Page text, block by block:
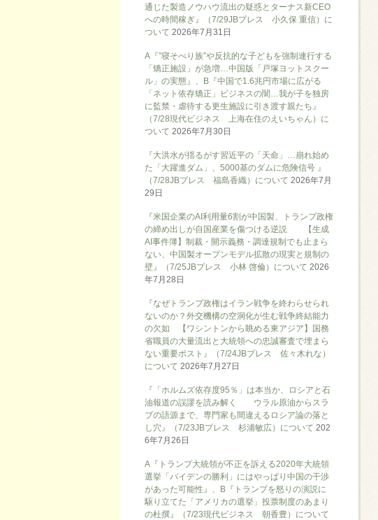
通じた製造ノウハウ流出の疑惑とターナス新CEO
への時間稼ぎ』（7/29JBプレス 小久保 重信）に
ついて 2026年7月31日
A『”寝そべり族”や反抗的な子どもを強制連行する
「矯正施設」が急増…中国版「戸塚ヨットスクー
ル」の実態』、B『中国で1.6兆円市場に広がる
「ネット依存矯正」ビジネスの闇…我が子を独房
に監禁・虐待する更生施設に引き渡す親たち』
（7/28現代ビジネス 上海在住のえいちゃん）に
ついて 2026年7月30日
『大洪水が揺るがす習近平の「天命」…崩れ始め
た「大躍進ダム」、5000基のダムに危険信号 』
（7/28JBプレス 福島香織）について 2026年7月
29日
『米国企業のAI利用量6割が中国製、トランプ政権
の締め出しが自国産業を傷つける逆説 【生成
AI事件簿】制裁・開示義務・調達規制でも止まら
ない、中国製オープンモデル拡散の現実と規制の
壁』（7/25JBプレス 小林 啓倫）について 2026
年7月28日
『なぜトランプ政権はイラン戦争を終わらせられ
ないのか？外交機構の空洞化が生む戦争終結能力
の欠如 【ワシントンから眺める東アジア】国務
省職員の大量流出と大統領への忠誠審査で埋まら
ない重要ポスト』（7/24JBプレス 佐々木れな）
について 2026年7月27日
『「ホルムズ依存度95％」は本当か、ロシアと石
油報道の誤謬を読み解く ウラル原油からスラ
ブの語源まで、専門家も間違えるロシア論の落と
し穴』（7/23JBプレス 杉浦敏広）について 202
6年7月26日
A『トランプ大統領が不正を訴える2020年大統領
選挙「バイデンの勝利」にはやっぱり中国の干渉
があった可能性』、B『トランプを怒りの演説に
駆り立てた「アメリカの選挙」投票制度のあまり
の杜撰』（7/23現代ビジネス 朝香豊）について